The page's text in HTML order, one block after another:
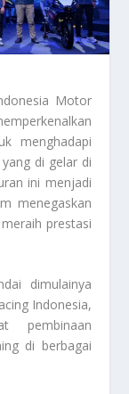
Motor
menghadapi
di gelar di
ini menjadi
menegaskan
prestasi
dimulainya
Indonesia,
pembinaan
di berbagai